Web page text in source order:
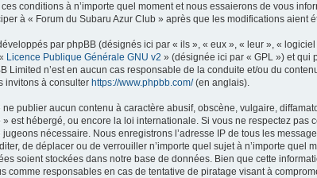
conditions à n’importe quel moment et nous essaierons de vous
à « Forum du Subaru Azur Club » après que les modifications
par phpBB (désignés ici par « ils », « eux », « leur », «
Licence Publique Générale GNU v2 » (désignée ici par « GPL ») et qui
Limited n’est en aucun cas responsable de la conduite et/ou du
invitons à consulter https://www.phpbb.com/(en anglais).
ne publier aucun contenu à caractère abusif, obscène, vulgaire,
» est hébergé, ou encore la loi internationale. Si vous ne respectez
nécessaire. Nous enregistrons l’adresse IP de tous les
de déplacer ou de verrouiller n’importe quel sujet à n’importe
soient stockées dans notre base de données. Bien que cette
comme responsables en cas de tentative de piratage visant à